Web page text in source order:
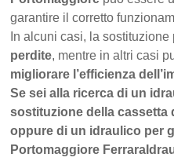
garantire il corretto
In alcuni casi, la
perdite, mentre in altri casi
migliorare l’efficienza
Se sei alla ricerca di un
sostituzione della cassetta
oppure di un idraulico per
Portomaggiore